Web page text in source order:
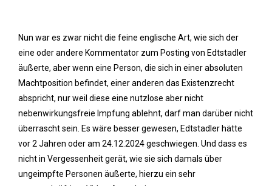
Nun war es zwar nicht die feine englische Art, wie sich der
eine oder andere Kommentator zum Posting von Edtstadler
äußerte, aber wenn eine Person, die sich in einer absoluten
Machtposition befindet, einer anderen das Existenzrecht
abspricht, nur weil diese eine nutzlose aber nicht
nebenwirkungsfreie Impfung ablehnt, darf man darüber nicht
überrascht sein. Es wäre besser gewesen, Edtstadler hätte
vor 2 Jahren oder am 24.12.2024 geschwiegen. Und dass es
nicht in Vergessenheit gerät, wie sie sich damals über
ungeimpfte Personen äußerte, hierzu ein sehr